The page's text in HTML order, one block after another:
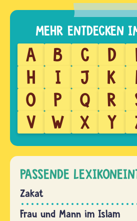
A B C D
H
I J K
O
P Q R
V
W X Y
PASSENDE
Zakat
Frau und Mann im Islam